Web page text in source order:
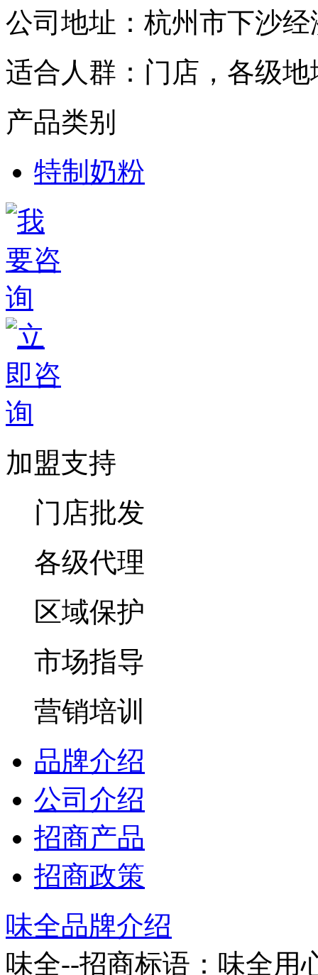
公司地址： 杭州市下沙经
适合人群： 门店，各级
产品类别
特制奶粉
加盟支持
门店批发
各级代理
区域保护
市场指导
营销培训
品牌介绍
公司介绍
招商产品
招商政策
味全品牌介绍
味全--招商标语： 味全用